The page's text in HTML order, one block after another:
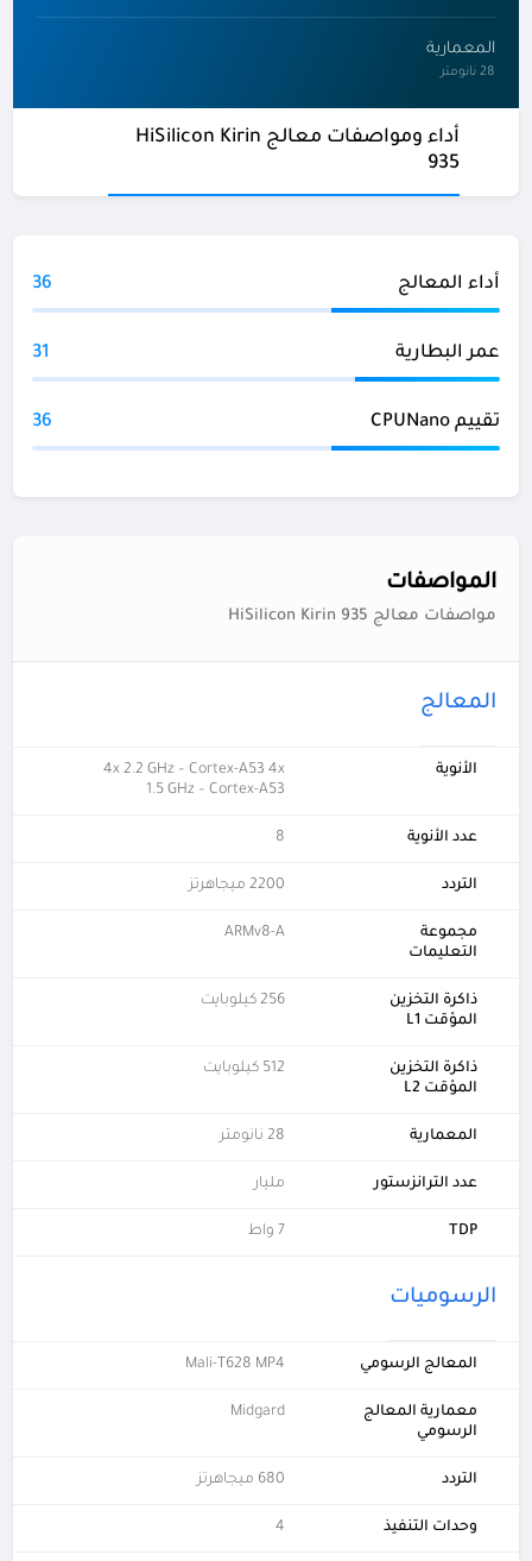
المعمارية
28 نانومتر
أداء ومواصفات معالج HiSilicon Kirin
935
أداء المعالج 36
عمر البطارية 31
تقييم CPUNano 36
المواصفات
مواصفات معالج HiSilicon Kirin 935
المعالج
الأنوية
4x 2.2 GHz – Cortex-A53 4x
1.5 GHz – Cortex-A53
عدد الأنوية 8
التردد 2200 ميجاهرتز
مجموعة
التعليمات
ARMv8-A
ذاكرة التخزين
المؤقت L1
256 كيلوبايت
ذاكرة التخزين
المؤقت L2
512 كيلوبايت
المعمارية 28 نانومتر
عدد الترانزستور مليار
TDP 7 واط
الرسوميات
المعالج الرسومي Mali-T628 MP4
معمارية المعالج
الرسومي
Midgard
التردد 680 ميجاهرتز
وحدات التنفيذ 4